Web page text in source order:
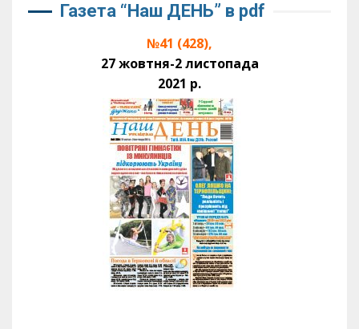
Газета “Наш ДЕНЬ” в pdf
№41 (428),
27 жовтня-2 листопада
2021 р.